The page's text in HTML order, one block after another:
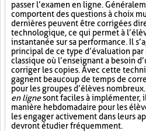
passer l’examen en ligne.
comportent des questions à choix
dernières peuvent être corrigées
technologique, ce qui permet à
instantanée sur sa performance. Il
principal de ce type d’évaluation
classique où l’enseignant a besoin
corriger les copies. Avec cette
gagnent beaucoup de temps de
pour les groupes d’élèves
en lignesont faciles à implémenter,
manière hebdomadaire pour les
les engager activement dans leurs
devront étudier fréquemment.